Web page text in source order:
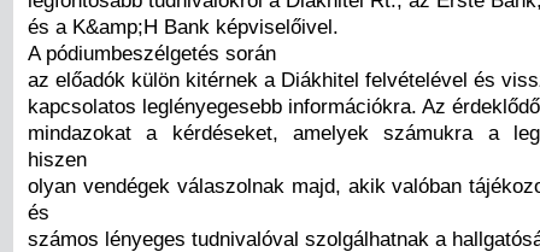
és a K&amp;H Bank képviselőivel.
A pódiumbeszélgetés során
az előadók külön kitérnek a Diákhitel felvételével és
kapcsolatos leglényegesebb információkra. Az
mindazokat a kérdéseket, amelyek számukra a
hiszen
olyan vendégek válaszolnak majd, akik valóban
és
számos lényeges tudnivalóval szolgálhatnak a